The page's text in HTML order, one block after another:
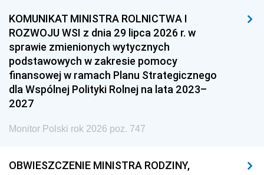
KOMUNIKAT MINISTRA ROLNICTWA I
ROZWOJU WSI z dnia 29 lipca 2026 r. w
sprawie zmienionych wytycznych
podstawowych w zakresie pomocy
finansowej w ramach Planu Strategicznego
dla Wspólnej Polityki Rolnej na lata 2023–
2027
Monitor Polski rok 2026 poz. 747
OBWIESZCZENIE MINISTRA RODZINY,